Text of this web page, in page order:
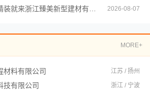
2026-08-07
MORE+
材料有限公司 江苏 / 扬州
技有限公司 浙江 / 宁波